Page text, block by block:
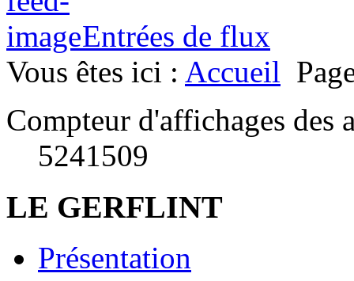
Entrées de flux
Vous êtes ici : Accueil
Compteur d'affichages des
5241509
LE GERFLINT
Présentation